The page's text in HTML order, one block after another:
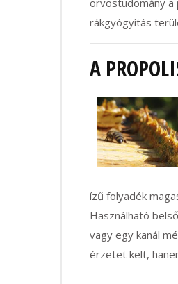
orvostudomány a
rákgyógyítás
A
ízű folyadék
Használható
vagy egy kanál
érzetet kelt,